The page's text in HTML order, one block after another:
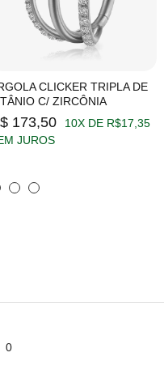
CLICKER TRIPLA DE
C/ ZIRCÔNIA
173,50
10X DE R$17,35
JUROS
0